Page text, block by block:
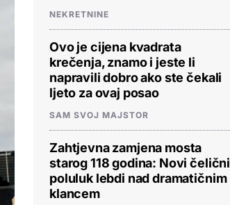
NEKRETNINE
Ovo je cijena kvadrata
krečenja, znamo i jeste li
napravili dobro ako ste čekali
ljeto za ovaj posao
SAM SVOJ MAJSTOR
Zahtjevna zamjena mosta
starog 118 godina: Novi čelični
poluluk lebdi nad dramatičnim
klancem